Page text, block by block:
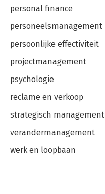
personal finance
personeelsmanagement
persoonlijke effectiviteit
projectmanagement
psychologie
reclame en verkoop
strategisch management
verandermanagement
werk en loopbaan